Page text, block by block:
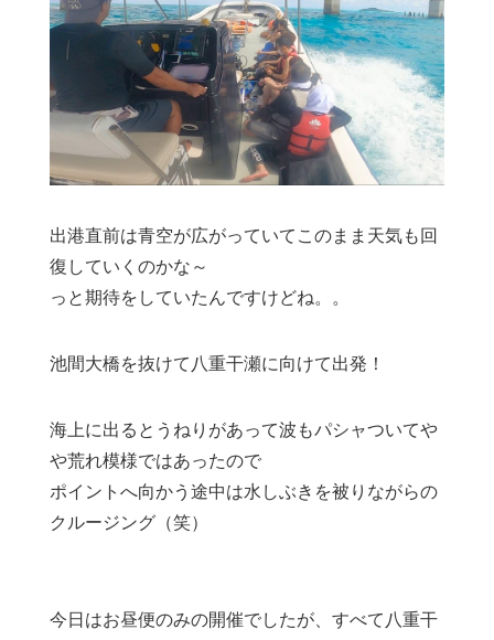
出港直前は青空が広がっていてこのまま天気も回
復していくのかな～
っと期待をしていたんですけどね。。
池間大橋を抜けて八重干瀬に向けて出発！
海上に出るとうねりがあって波もパシャついてや
や荒れ模様ではあったので
ポイントへ向かう途中は水しぶきを被りながらの
クルージング（笑）
今日はお昼便のみの開催でしたが、すべて八重干